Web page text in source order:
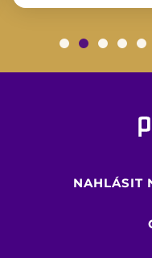
NAHLÁSIT